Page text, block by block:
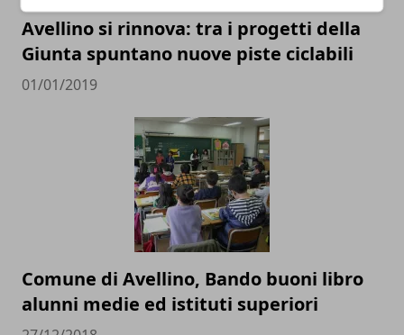
Avellino si rinnova: tra i progetti della
Giunta spuntano nuove piste ciclabili
01/01/2019
Comune di Avellino, Bando buoni libro
alunni medie ed istituti superiori